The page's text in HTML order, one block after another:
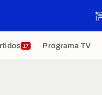
17 Programa TV